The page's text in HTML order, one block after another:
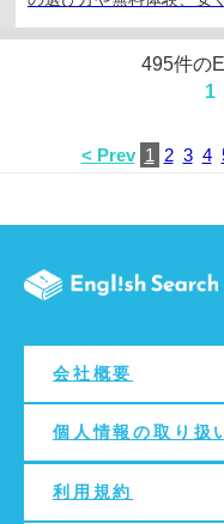
495件の
1
< Prev 1 2 3 4
会社概要
個人情報の取り扱
利用規約